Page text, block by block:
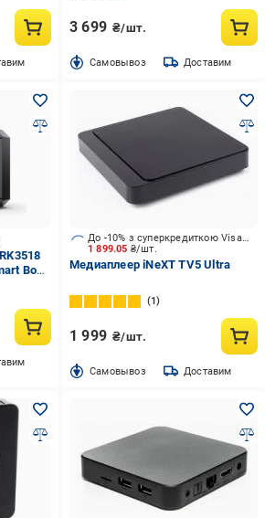
3 699 ₴/шт.
Cамовывоз Доставим
Box
1 899.05 ₴/шт.
До -10% з суперкредиткою Visa Вигода
Медиаплеер iNeXT TV5 Ultra
1
1 999 ₴/шт.
Cамовывоз Доставим